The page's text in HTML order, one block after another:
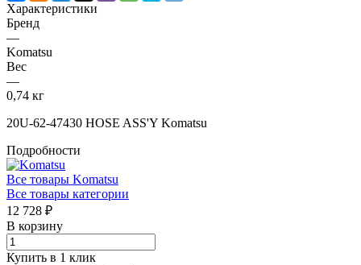
Характеристики
Бренд
—
Komatsu
Вес
—
0,74 кг
20U-62-47430 HOSE ASS'Y Komatsu
Подробности
Все товары Komatsu
Все товары категории
12 728 ₽
В корзину
Купить в 1 клик